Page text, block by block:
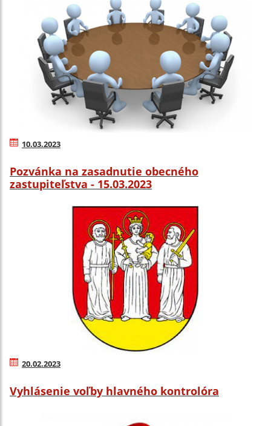
10.03.2023
Pozvánka na zasadnutie obecného
zastupiteľstva - 15.03.2023
20.02.2023
Vyhlásenie voľby hlavného kontrolóra